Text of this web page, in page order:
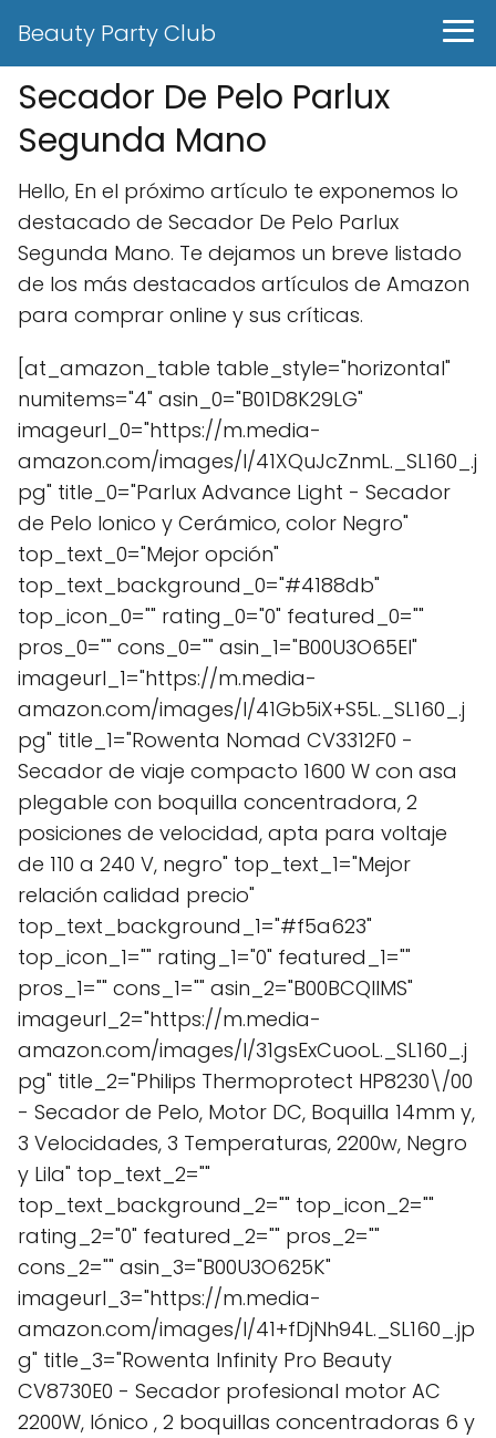
Beauty Party Club
Secador De Pelo Parlux
Segunda Mano
Hello, En el próximo artículo te exponemos lo
destacado de Secador De Pelo Parlux
Segunda Mano. Te dejamos un breve listado
de los más destacados artículos de Amazon
para comprar online y sus críticas.
[at_amazon_table table_style="horizontal"
numitems="4" asin_0="B01D8K29LG"
imageurl_0="https://m.media-
amazon.com/images/I/41XQuJcZnmL._SL160_.j
pg" title_0="Parlux Advance Light - Secador
de Pelo Ionico y Cerámico, color Negro"
top_text_0="Mejor opción"
top_text_background_0="#4188db"
top_icon_0="" rating_0="0" featured_0=""
pros_0="" cons_0="" asin_1="B00U3O65EI"
imageurl_1="https://m.media-
amazon.com/images/I/41Gb5iX+S5L._SL160_.j
pg" title_1="Rowenta Nomad CV3312F0 -
Secador de viaje compacto 1600 W con asa
plegable con boquilla concentradora, 2
posiciones de velocidad, apta para voltaje
de 110 a 240 V, negro" top_text_1="Mejor
relación calidad precio"
top_text_background_1="#f5a623"
top_icon_1="" rating_1="0" featured_1=""
pros_1="" cons_1="" asin_2="B00BCQIIMS"
imageurl_2="https://m.media-
amazon.com/images/I/31gsExCuooL._SL160_.j
pg" title_2="Philips Thermoprotect HP8230\/00
- Secador de Pelo, Motor DC, Boquilla 14mm y,
3 Velocidades, 3 Temperaturas, 2200w, Negro
y Lila" top_text_2=""
top_text_background_2="" top_icon_2=""
rating_2="0" featured_2="" pros_2=""
cons_2="" asin_3="B00U3O625K"
imageurl_3="https://m.media-
amazon.com/images/I/41+fDjNh94L._SL160_.jp
g" title_3="Rowenta Infinity Pro Beauty
CV8730E0 - Secador profesional motor AC
2200W, Iónico , 2 boquillas concentradoras 6 y